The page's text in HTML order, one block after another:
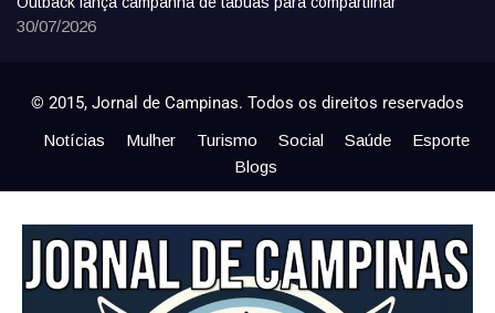
30/07/2026
© 2015, Jornal de Campinas. Todos os direitos reservados
Notícias Mulher Turismo Social Saúde
Esporte
Blogs